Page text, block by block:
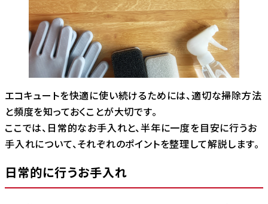
エコキュートを快適に使い続けるためには、適切な掃除方法
と頻度を知っておくことが大切です。
ここでは、日常的なお手入れと、半年に一度を目安に行うお
手入れについて、それぞれのポイントを整理して解説します。
日常的に行うお手入れ